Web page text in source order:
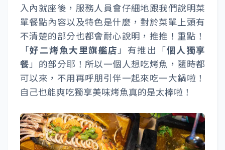
入內就座後，服務人員會仔細地跟我們說明菜
單餐點內容以及特色是什麼，對於菜單上頭有
不清楚的部分也都會耐心說明，推推！重點！
「好二烤魚大里旗艦店 」有推出「個人獨享
餐 」的部分耶！所以一個人想吃烤魚，隨時都
可以來，不用再呼朋引伴一起來吃一大鍋啦！
自己也能爽吃獨享美味烤魚真的是太棒啦！